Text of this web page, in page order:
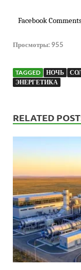
Facebook
Просмотры: 955
TAGGED НОЧЬ
ЭНЕРГЕТИКА
RELATED